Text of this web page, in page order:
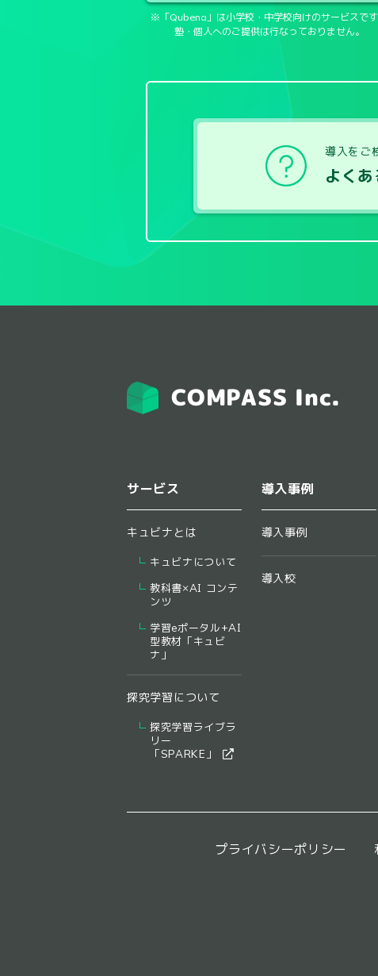
※「Qubena」は小学校・中学校向けのサービスです
塾・個人へのご提供は行なっておりません。
導入をご
よくあ
COMPASS Inc.
サービス
キュビナとは
キュビナについて
教科書×AI コンテ
ンツ
学習eポータル+AI
型教材「キュビ
ナ」
探究学習について
探究学習ライブラ
リー
​「SPARKE」​
導入事例
導入事例
導入校
プライバシーポリシー